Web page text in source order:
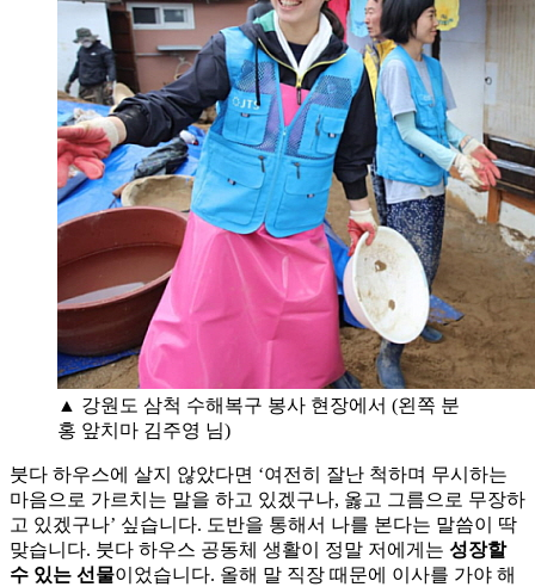
▲ 강원도 삼척 수해복구 봉사 현장에서 (왼쪽 분
홍 앞치마 김주영 님)
붓다 하우스에 살지 않았다면 ‘여전히 잘난 척하며 무시하는
마음으로 가르치는 말을 하고 있겠구나, 옳고 그름으로 무장하
고 있겠구나’ 싶습니다. 도반을 통해서 나를 본다는 말씀이 딱
맞습니다. 붓다 하우스 공동체 생활이 정말 저에게는 성장할
수 있는 선물이었습니다. 올해 말 직장 때문에 이사를 가야 해